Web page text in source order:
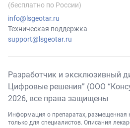
(бесплатно по России)
info@lsgeotar.ru
Техническая поддержка
support@lsgeotar.ru
Разработчик и эксклюзивный
Цифровые решения” (ООО
2026, все права защищены
Информация о препаратах, размещенная
только для специалистов. Описания